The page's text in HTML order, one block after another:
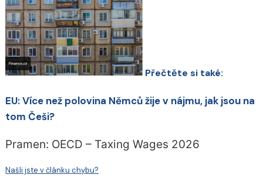
Přečtěte si také:
EU: Více než polovina Němců žije v nájmu, jak jsou na
tom Češi?
Pramen: OECD – Taxing Wages 2026
Našli jste v článku chybu?